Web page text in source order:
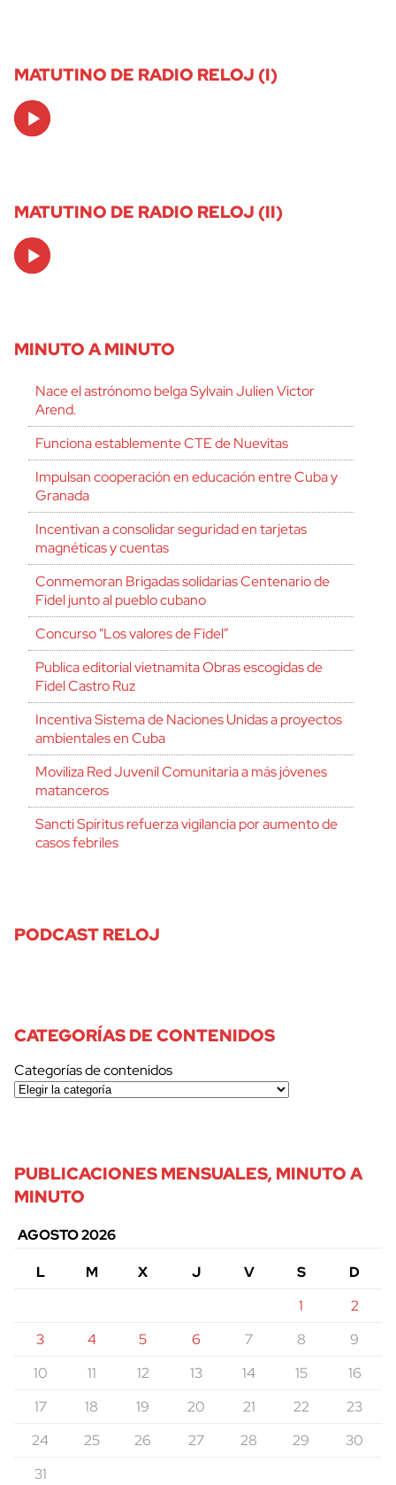
MATUTINO DE RADIO RELOJ (I)
Audio
Player
MATUTINO DE RADIO RELOJ (II)
Audio
Player
MINUTO A MINUTO
Nace el astrónomo belga Sylvain Julien Victor
Arend.
Funciona establemente CTE de Nuevitas
Impulsan cooperación en educación entre Cuba y
Granada
Incentivan a consolidar seguridad en tarjetas
magnéticas y cuentas
Conmemoran Brigadas solidarias Centenario de
Fidel junto al pueblo cubano
Concurso “Los valores de Fidel”
Publica editorial vietnamita Obras escogidas de
Fidel Castro Ruz
Incentiva Sistema de Naciones Unidas a proyectos
ambientales en Cuba
Moviliza Red Juvenil Comunitaria a más jóvenes
matanceros
Sancti Spíritus refuerza vigilancia por aumento de
casos febriles
PODCAST RELOJ
CATEGORÍAS DE CONTENIDOS
Categorías de contenidos
PUBLICACIONES MENSUALES, MINUTO A
MINUTO
AGOSTO 2026
L
M X J V S
D
1
2
3
4 5 6 7 8
9
10
11 12 13 14 15
16
17
18 19 20 21 22
23
24
25 26 27 28 29
30
31